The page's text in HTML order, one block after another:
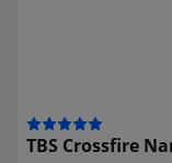
TBS Crossfire